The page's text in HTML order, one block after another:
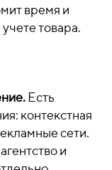
время и
товара.
Есть
контекстная
сети.
и